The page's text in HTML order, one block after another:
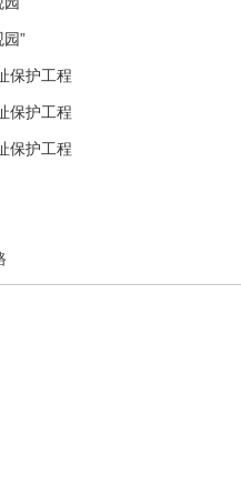
”
保护工程
保护工程
保护工程